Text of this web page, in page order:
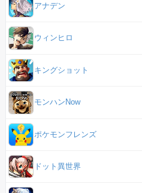
アナデン
ウィンヒロ
キングショット
モンハンNow
ポケモンフレンズ
ドット異世界